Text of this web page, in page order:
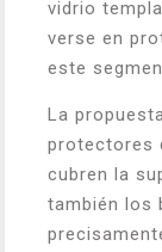
vidrio
verse en
este
La
protectores
cubren la
también los